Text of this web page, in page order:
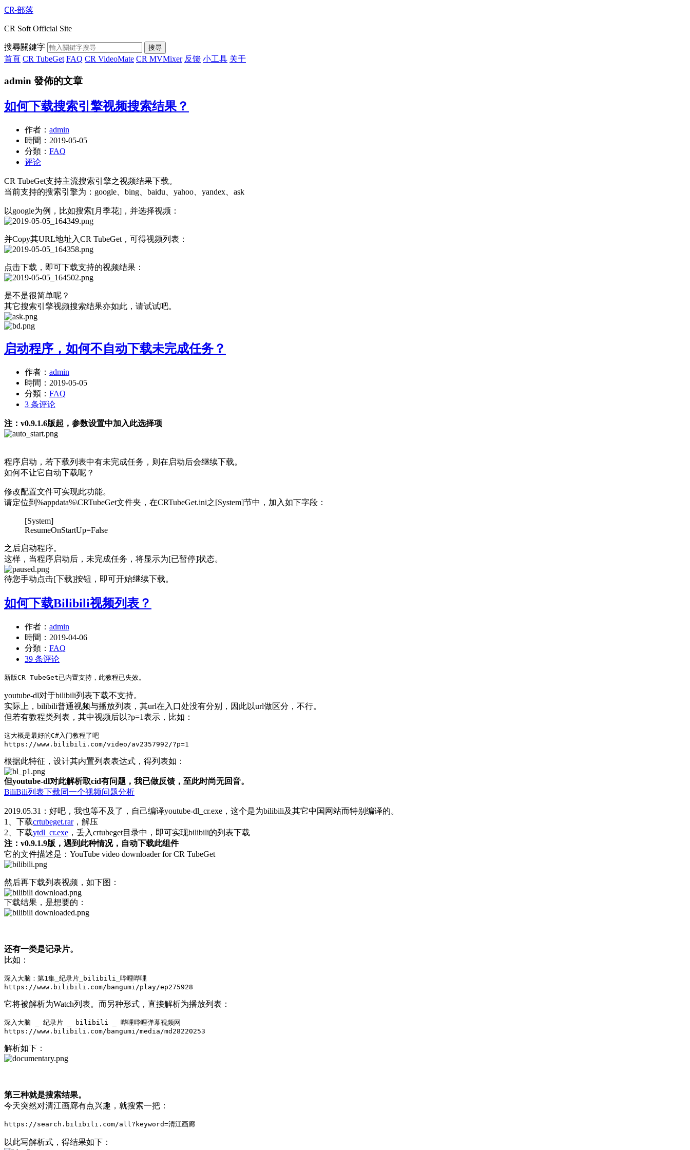
CR-部落
CR Soft Official Site
搜尋關鍵字 搜尋
首頁 CR TubeGet FAQ CR VideoMate CR MVMixer 反馈 小工具 关于
admin 發佈的文章
如何下载搜索引擎视频搜索结果？
作者： admin
時間： 2019-05-05
分類： FAQ
评论
CR TubeGet支持主流搜索引擎之视频结果下载。
当前支持的搜索引擎为：google、bing、baidu、yahoo、yandex、ask
以google为例，比如搜索[月季花]，并选择视频：
并Copy其URL地址入CR TubeGet，可得视频列表：
点击下载，即可下载支持的视频结果：
是不是很简单呢？
其它搜索引擎视频搜索结果亦如此，请试试吧。
启动程序，如何不自动下载未完成任务？
作者： admin
時間： 2019-05-05
分類： FAQ
3 条评论
注：v0.9.1.6版起，参数设置中加入此选择项
程序启动，若下载列表中有未完成任务，则在启动后会继续下载。
如何不让它自动下载呢？
修改配置文件可实现此功能。
请定位到%appdata%\CRTubeGet文件夹，在CRTubeGet.ini之[System]节中，加入如下字段：
[System]
ResumeOnStartUp=False
之后启动程序。
这样，当程序启动后，未完成任务，将显示为[已暂停]状态。
待您手动点击[下载]按钮，即可开始继续下载。
如何下载Bilibili视频列表？
作者： admin
時間： 2019-04-06
分類： FAQ
39 条评论
youtube-dl对于bilibili列表下载不支持。
实际上，bilibili普通视频与播放列表，其url在入口处没有分别，因此以url做区分，不行。
但若有教程类列表，其中视频后以?p=1表示，比如：
这大概是最好的C#入门教程了吧
根据此特征，设计其内置列表表达式，得列表如：
但youtube-dl对此解析取cid有问题，我已做反馈，至此时尚无回音。
BiliBili列表下载同一个视频问题分析
2019.05.31：好吧，我也等不及了，自己编译youtube-dl_cr.exe，这个是为bilibili及其它中国网站而特别编译的。
1、下载crtubeget.rar，解压
2、下载ytdl_cr.exe ，丢入crtubeget目录中，即可实现bilibili的列表下载
注：v0.9.1.9版，遇到此种情况，自动下载此组件
它的文件描述是：YouTube video downloader for CR TubeGet
然后再下载列表视频，如下图：
下载结果，是想要的：
还有一类是记录片。
比如：
深入大脑：第1集_纪录片_bilibili_哔哩哔哩
它将被解析为Watch列表。而另种形式，直接解析为播放列表：
深入大脑 _ 纪录片 _ bilibili _ 哔哩哔哩弹幕视频网
https://www.bilibili.com/bangumi/media/md28220253
解析如下：
第三种就是搜索结果。
今天突然对清江画廊有点兴趣，就搜索一把：
以此写解析式，得结果如下：